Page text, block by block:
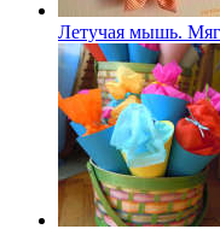
Летучая мышь.